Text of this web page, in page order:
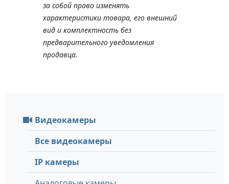
за собой право изменять
характеристики товара, его внешний
вид и комплектность без
предварительного уведомления
продавца.
Видеокамеры
Все видеокамеры
IP камеры